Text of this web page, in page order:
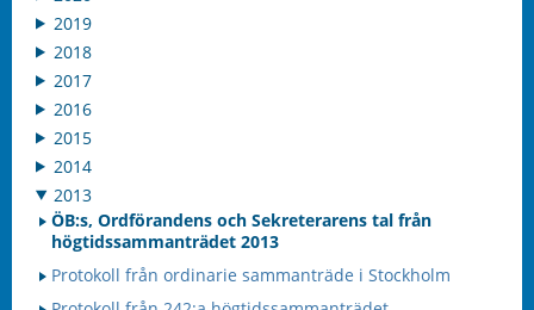
2019
2018
2017
2016
2015
2014
2013
ÖB:s, Ordförandens och Sekreterarens tal från
högtidssammanträdet 2013
Protokoll från ordinarie sammanträde i Stockholm